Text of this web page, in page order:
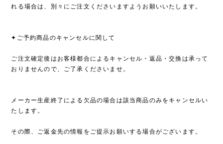
れる場合は、別々にご注文くださいますようお願いいたします。
✦ご予約商品のキャンセルに関して
ご注文確定後はお客様都合によるキャンセル・返品・交換は承って
おりませんので、ご了承くださいませ。
メーカー生産終了による欠品の場合は該当商品のみをキャンセルい
たします。
その際、ご返金先の情報をご提示お願いする場合がございます。